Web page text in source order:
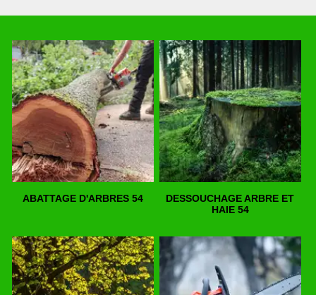
ABATTAGE D'ARBRES 54
DESSOUCHAGE ARBRE ET
HAIE 54